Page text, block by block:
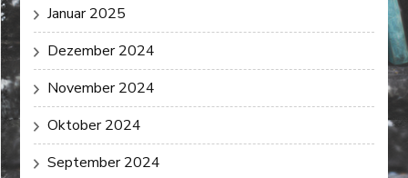
Januar 2025
Dezember 2024
November 2024
Oktober 2024
September 2024